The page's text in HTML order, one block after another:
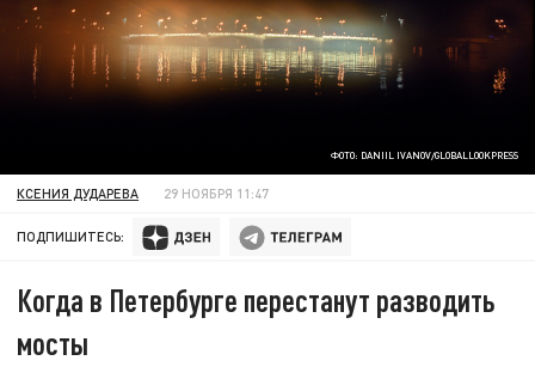
ФОТО: DANIIL IVANOV/GLOBALLOOKPRESS
КСЕНИЯ ДУДАРЕВА 29 НОЯБРЯ 11:47
ПОДПИШИТЕСЬ:
Когда в Петербурге перестанут разводить
мосты